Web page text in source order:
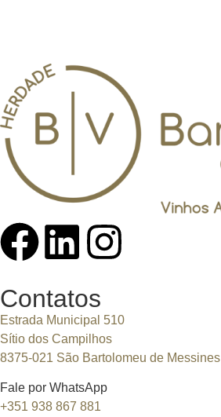
Contatos
Estrada Municipal 510
Sítio dos Campilhos
8375-021 São Bartolomeu de Messines
Fale por WhatsApp
+351 938 867 881